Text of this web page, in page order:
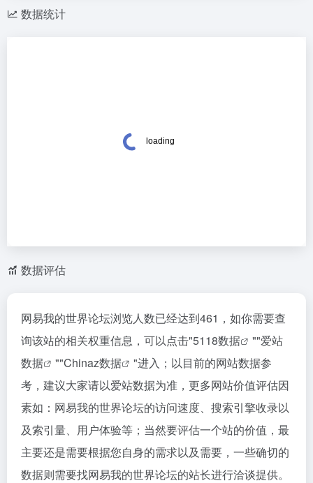
数据统计
数据评估
网易我的世界论坛浏览人数已经达到461，如你需要查
询该站的相关权重信息，可以点击"5118数据 ""爱站
数据
""Chinaz数据
"进入；以目前的网站数据参
考，建议大家请以爱站数据为准，更多网站价值评估因
素如：网易我的世界论坛的访问速度、搜索引擎收录以
及索引量、用户体验等；当然要评估一个站的价值，最
主要还是需要根据您自身的需求以及需要，一些确切的
数据则需要找网易我的世界论坛的站长进行洽谈提供。